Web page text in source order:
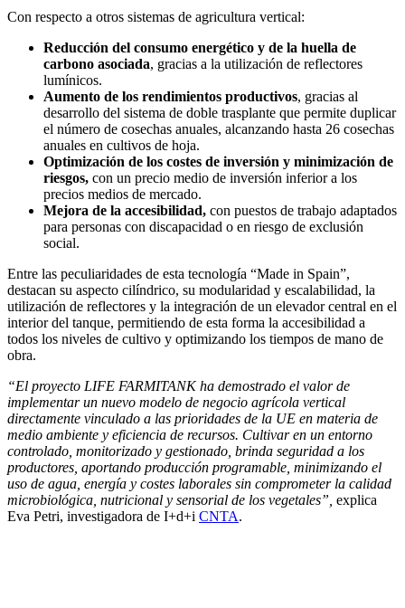
Con respecto a otros sistemas de agricultura vertical:
Reducción del consumo energético y de la huella de
carbono asociada, gracias a la utilización de reflectores
lumínicos.
Aumento de los rendimientos productivos, gracias al
desarrollo del sistema de doble trasplante que permite duplicar
el número de cosechas anuales, alcanzando hasta 26 cosechas
anuales en cultivos de hoja.
Optimización de los costes de inversión y minimización de
riesgos, con un precio medio de inversión inferior a los
precios medios de mercado.
Mejora de la accesibilidad, con puestos de trabajo adaptados
para personas con discapacidad o en riesgo de exclusión
social.
Entre las peculiaridades de esta tecnología “Made in Spain”,
destacan su aspecto cilíndrico, su modularidad y escalabilidad, la
utilización de reflectores y la integración de un elevador central en el
interior del tanque, permitiendo de esta forma la accesibilidad a
todos los niveles de cultivo y optimizando los tiempos de mano de
obra.
“El proyecto LIFE FARMITANK ha demostrado el valor de
implementar un nuevo modelo de negocio agrícola vertical
directamente vinculado a las prioridades de la UE en materia de
medio ambiente y eficiencia de recursos. Cultivar en un entorno
controlado, monitorizado y gestionado, brinda seguridad a los
productores, aportando producción programable, minimizando el
uso de agua, energía y costes laborales sin comprometer la calidad
microbiológica, nutricional y sensorial de los vegetales”, explica
Eva Petri, investigadora de I+d+i CNTA.